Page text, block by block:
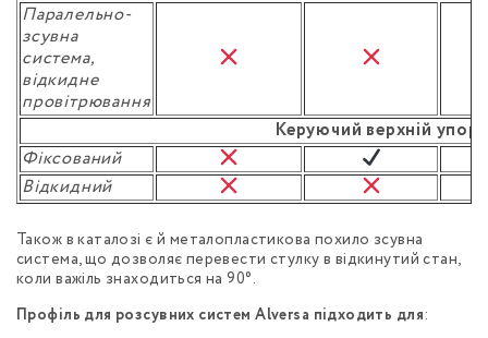
Паралельно-
зсувна
система,
відкидне
провітрювання
Керуючий верхній упор
Фіксований
Відкидний
Також в каталозі є й металопластикова похило зсувна
система, що дозволяє перевести стулку в відкинутий стан,
коли важіль знаходиться на 90°.
Профіль для розсувних систем Alversa підходить для: